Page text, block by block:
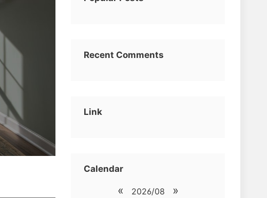
Recent Comments
Link
Calendar
« 2026/08 »